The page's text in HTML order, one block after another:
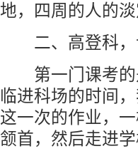
地，四周的人的
二、高登科，
第一门课考的
临进科场的时间
这一次的作业，
颔首，然后走进